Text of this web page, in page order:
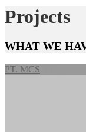
Projects
WHAT WE
PT. MCS